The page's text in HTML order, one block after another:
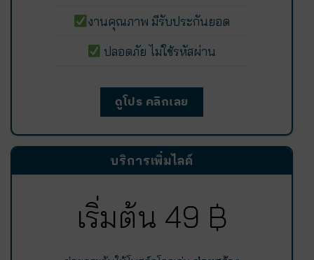
งานคุณภาพ มีรับประกันยอด
ปลอดภัย ไม่ใช้รหัสผ่าน
ดูโปร คลิกเลย
บริการเพิ่มไลค์
เริ่มต้น 49 ฿